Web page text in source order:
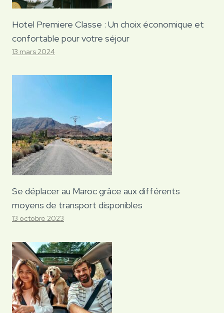
Hotel Premiere Classe : Un choix économique et
confortable pour votre séjour
13 mars 2024
Se déplacer au Maroc grâce aux différents
moyens de transport disponibles
13 octobre 2023